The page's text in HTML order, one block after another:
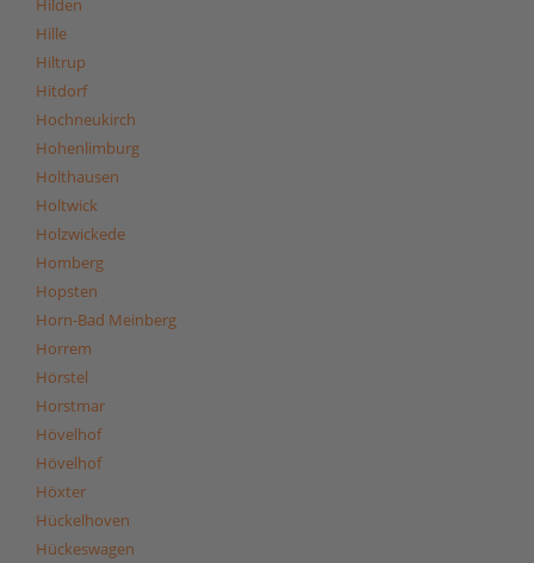
Hilden
Hille
Hiltrup
Hitdorf
Hochneukirch
Hohenlimburg
Holthausen
Holtwick
Holzwickede
Homberg
Hopsten
Horn-Bad Meinberg
Horrem
Hörstel
Horstmar
Hövelhof
Hövelhof
Höxter
Hückelhoven
Hückeswagen